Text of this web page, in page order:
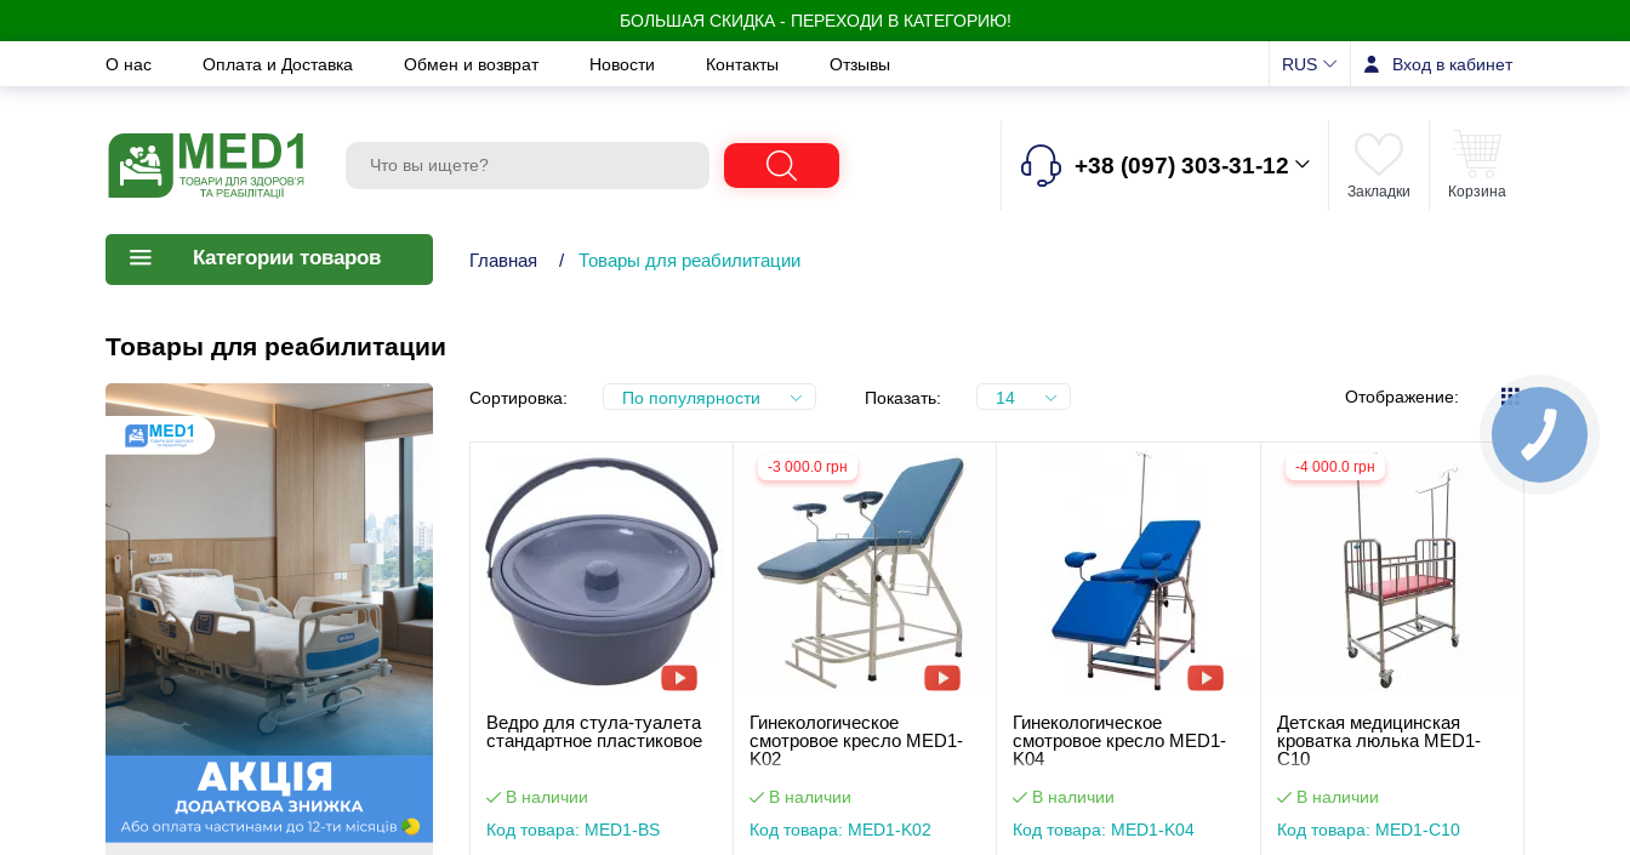
БОЛЬШАЯ СКИДКА - ПЕРЕХОДИ В КАТЕГОРИЮ!
О нас Оплата и Доставка Обмен и возврат Новости Контакты Отзывы RUS Вход в кабинет
+38 (097) 303-31-12
Закладки Корзина
Категории товаров Главная / Товары для реабилитации
Товары для реабилитации
Сортировка: По популярности Показать: 14 Отображение:
Ведро для стула-туалета
стандартное пластиковое
В наличии
Код товара: MED1-ВS
-3 000.0 грн
Гинекологическое
смотровое кресло MED1-
K02
В наличии
Код товара: MED1-K02
Гинекологическое
смотровое кресло MED1-
K04
В наличии
Код товара: MED1-K04
-4 000.0 грн
Детская медицинская
кроватка люлька MED1-
C10
В наличии
Код товара: MED1-C10